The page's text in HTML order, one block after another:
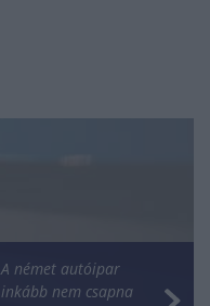
A német autóipar
inkább nem csapna